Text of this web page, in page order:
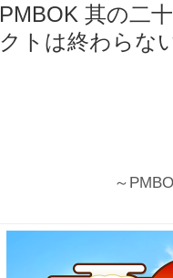
PMBOK 其の二
クトは終わらな
～